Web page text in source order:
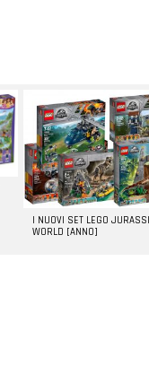
I NUOVI SET LEGO
WORLD [ANNO]